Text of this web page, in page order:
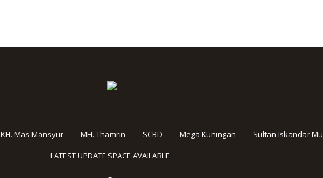
Mas Mansyur MH. Thamrin SCBD Mega Kuningan
Sultan Iskandar
LATEST UPDATE SPACE AVAILABLE